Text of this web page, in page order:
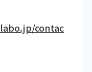
contac